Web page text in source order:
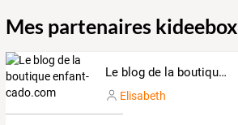
Mes partenaires kideebox
Le blog de la boutique enfant-cado.com
Elisabeth